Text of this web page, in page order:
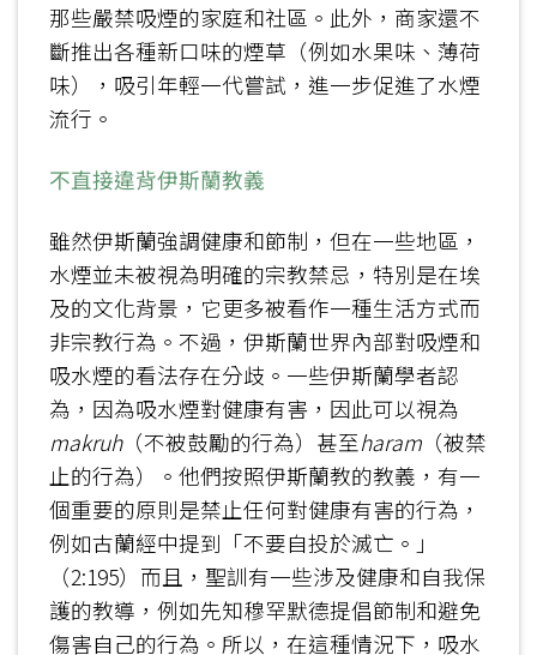
那些嚴禁吸煙的家庭和社區。此外，商家還不
斷推出各種新口味的煙草（例如水果味、薄荷
味），吸引年輕一代嘗試，進一步促進了水煙
流行。
不直接違背伊斯蘭教義
雖然伊斯蘭強調健康和節制，但在一些地區，
水煙並未被視為明確的宗教禁忌，特別是在埃
及的文化背景，它更多被看作一種生活方式而
非宗教行為。不過，伊斯蘭世界內部對吸煙和
吸水煙的看法存在分歧。一些伊斯蘭學者認
為，因為吸水煙對健康有害，因此可以視為
makruh（不被鼓勵的行為）甚至haram （被禁
止的行為）。他們按照伊斯蘭教的教義，有一
個重要的原則是禁止任何對健康有害的行為，
例如古蘭經中提到「不要自投於滅亡。」
（2:195）而且，聖訓有一些涉及健康和自我保
護的教導，例如先知穆罕默德提倡節制和避免
傷害自己的行為。所以，在這種情況下，吸水